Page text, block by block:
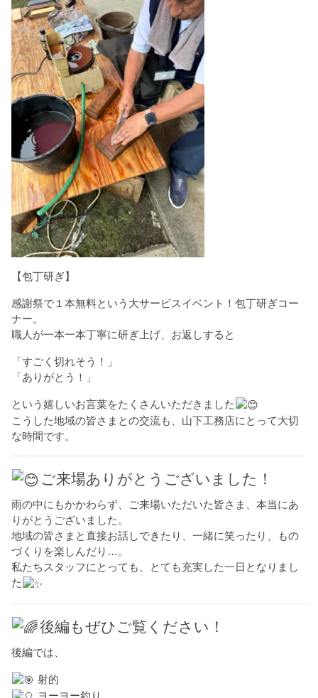
【包丁研ぎ】
感謝祭で１本無料という大サービスイベント！包丁研ぎコー
ナー。
職人が一本一本丁寧に研ぎ上げ、お返しすると
「すごく切れそう！」
「ありがとう！」
という嬉しいお言葉をたくさんいただきました
こうした地域の皆さまとの交流も、山下工務店にとって大切
な時間です。
ご来場ありがとうございました！
雨の中にもかかわらず、ご来場いただいた皆さま、本当にあ
りがとうございました。
地域の皆さまと直接お話しできたり、一緒に笑ったり、もの
づくりを楽しんだり…。
私たちスタッフにとっても、とても充実した一日となりまし
た
後編もぜひご覧ください！
後編では、
射的